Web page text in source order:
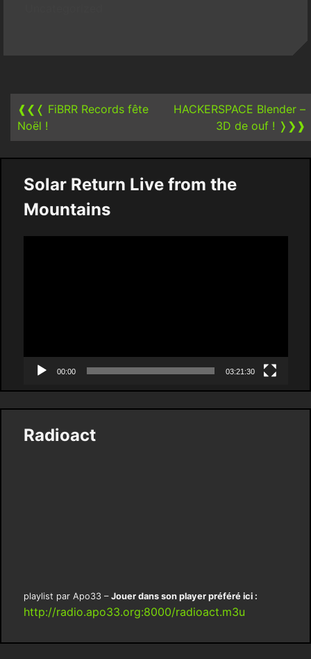
navigation
❰❮❬ FiBRR Records fête
Noël !
HACKERSPACE Blender –
3D de ouf ! ❭❯❱
Solar Return Live from the
Mountains
00:00 03:21:30
Radioact
playlist par Apo33 – Jouer dans son player préféré ici :
http://radio.apo33.org:8000/radioact.m3u